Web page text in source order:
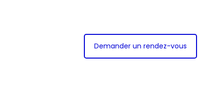
Demander un rendez-vous